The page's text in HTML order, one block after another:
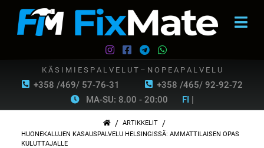
+358 /469/ 57-76-31 +358 /465/ 92-92-72
K Ä S I M I E S P A L V E L U T – N O P E A P A L V E L U
MA-SU: 8.00 - 20:00 FI |
/ ARTIKKELIT /
HUONEKALUJEN KASAUSPALVELU HELSINGISSÄ: AMMATTILAISEN OPAS
KULUTTAJALLE